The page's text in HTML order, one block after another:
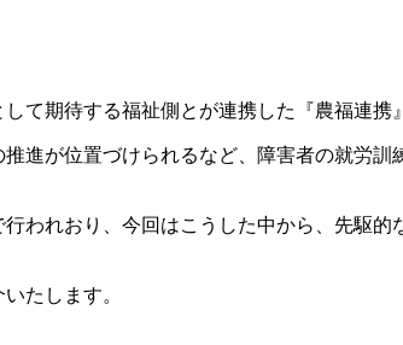
て期待する福祉側とが連携した『農福連携
進が位置づけられるなど、障害者の就労
われおり、今回はこうした中から、先駆
たします。